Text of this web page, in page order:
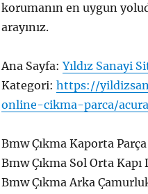
korumanın en uygun
arayınız.
Ana Sayfa:Yıldız Sanayi
Kategori: https://
online-cikma-parca/
Bmw Çıkma Kaporta
Bmw Çıkma Sol Orta Kapı
Bmw Çıkma Arka